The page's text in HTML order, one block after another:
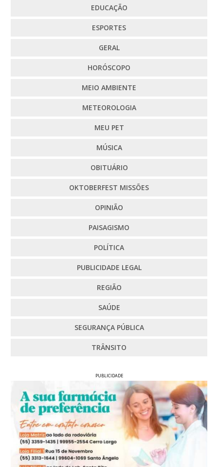
EDUCAÇÃO
ESPORTES
GERAL
HORÓSCOPO
MEIO AMBIENTE
METEOROLOGIA
MEU PET
MÚSICA
OBITUÁRIO
OKTOBERFEST MISSÕES
OPINIÃO
PAISAGISMO
POLÍTICA
PUBLICIDADE LEGAL
REGIÃO
SAÚDE
SEGURANÇA PÚBLICA
TRÂNSITO
PUBLICIDADE